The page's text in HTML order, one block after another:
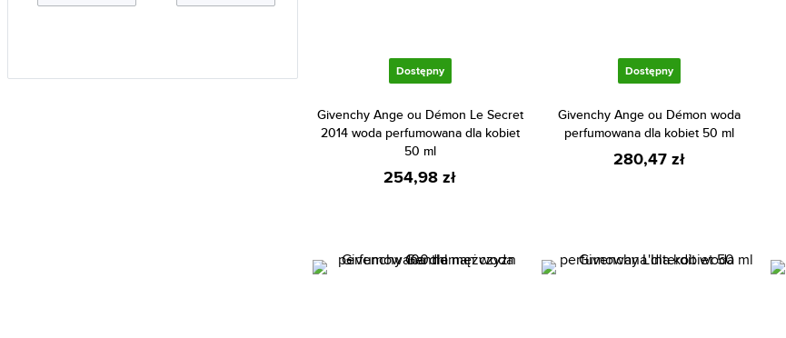
Dostępny
Givenchy Ange ou Démon Le Secret
2014 woda perfumowana dla kobiet
50 ml
254,98 zł
Dostępny
Givenchy Ange ou Démon woda
perfumowana dla kobiet 50 ml
280,47 zł
Aramis (5)